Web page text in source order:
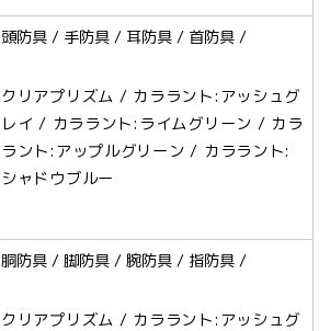
頭防具 / 手防具 / 耳防具 / 首防具 /
クリアプリズム / カララント:アッシュグ
レイ / カララント:ライムグリーン / カラ
ラント:アップルグリーン / カララント:
シャドウブルー
胴防具 / 脚防具 / 腕防具 / 指防具 /
クリアプリズム / カララント:アッシュグ